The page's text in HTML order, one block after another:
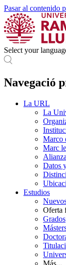
Pasar al contenido
Select your
Navegació
La URL
La
Marco
Marc
Datos
Estudios
Oferta
Grados
Más...